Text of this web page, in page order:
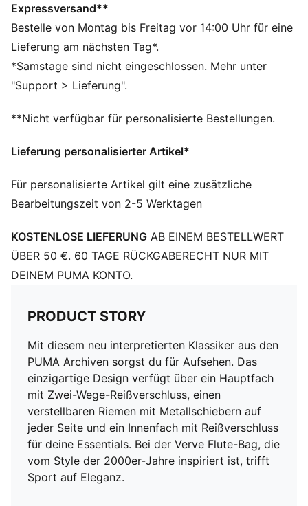
Hauptfach mit Zwei-Wege-Reißverschluss
Reißverschlusstasche innen
Schulterriemen mit Metallschiebern auf jeder Seite zur
Längeneinstellung
Fassungsvermögen: 1,5 l
Abmessungen: H 16 cm x B 29 cm x T 5,5 cm
Expressversand**
Bestelle von Montag bis Freitag vor 14:00 Uhr für eine
Lieferung am nächsten Tag*.
*Samstage sind nicht eingeschlossen. Mehr unter
"Support > Lieferung".
**Nicht verfügbar für personalisierte Bestellungen.
Lieferung personalisierter Artikel*
Für personalisierte Artikel gilt eine zusätzliche
Bearbeitungszeit von 2-5 Werktagen
KOSTENLOSE LIEFERUNG AB EINEM BESTELLWERT
ÜBER 50 €. 60 TAGE RÜCKGABERECHT NUR MIT
DEINEM PUMA KONTO.
PRODUCT STORY
Mit diesem neu interpretierten Klassiker aus den
PUMA Archiven sorgst du für Aufsehen. Das
einzigartige Design verfügt über ein Hauptfach
mit Zwei-Wege-Reißverschluss, einen
verstellbaren Riemen mit Metallschiebern auf
jeder Seite und ein Innenfach mit Reißverschluss
für deine Essentials. Bei der Verve Flute-Bag, die
vom Style der 2000er-Jahre inspiriert ist, trifft
Sport auf Eleganz.